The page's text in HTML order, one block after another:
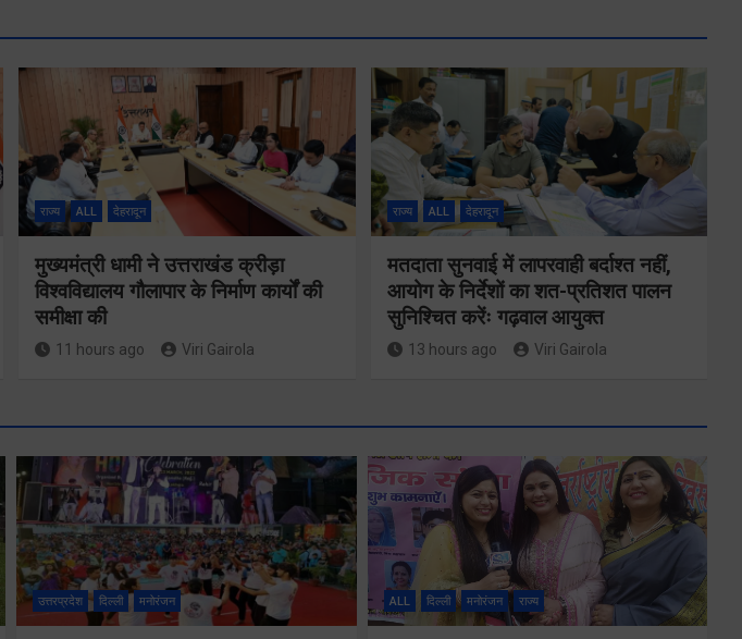
राज्य ALL देहरादून
मुख्यमंत्री धामी ने उत्तराखंड क्रीड़ा
विश्वविद्यालय गौलापार के निर्माण कार्यों की
समीक्षा की
11 hours ago Viri Gairola
राज्य ALL देहरादून
मतदाता सुनवाई में लापरवाही बर्दाश्त नहीं,
आयोग के निर्देशों का शत-प्रतिशत पालन
सुनिश्चित करेंः गढ़वाल आयुक्त
13 hours ago Viri Gairola
उत्तरप्रदेश दिल्ली मनोरंजन ALL दिल्ली मनोरंजन राज्य
कॉमनवेल्थ गेम्स
2026 के
उत्तराखंड के
पदक विजेताओं
मुख्यमंत्री धामी ने
उत्तराखंड क्रीड़ा
विश्वविद्यालय
गौलापार के निर्माण